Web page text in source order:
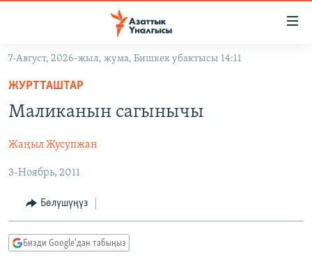
Навигацияга
өтүңүз
Издөөгө
салыңыз
САЯСАТ
ЭКОНОМИКА
МАДАНИЯТ
ДҮЙНӨ
БОРБОР АЗИЯ
УКРАИНА
АТАЙЫН ИЛИКТӨӨ
ТВ ПРОГРАММАЛАР
БҮГҮН АЗАТТЫКТА
ЭКСПЕРТТЕР ТАЛДАЙТ
ПОДКАСТ
ӨЗГӨЧӨ ПИКИР
7-Август, 2026-жыл, жума, Бишкек убактысы 14:11
ЖУРТТАШТАР
Маликанын сагынычы
Жаңыл Жусупжан
3-Ноябрь, 2011
Бөлүшүңүз
Бизди Google'дан табыңыз